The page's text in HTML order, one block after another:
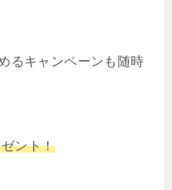
るキャンペーンも随時
ント！